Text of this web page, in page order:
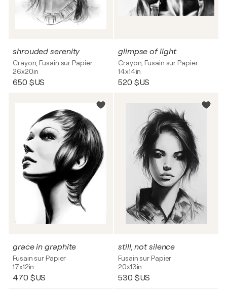
shrouded serenity
Crayon, Fusain sur Papier
26x20in
650 $US
glimpse of light
Crayon, Fusain sur Papier
14x14in
520 $US
grace in graphite
Fusain sur Papier
17x12in
470 $US
still, not silence
Fusain sur Papier
20x13in
530 $US